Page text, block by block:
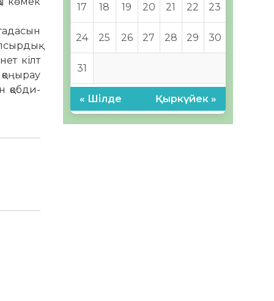
кілт
қобди­
17 18 19 20 21 22 23
24 25 26 27 28 29 30
31
« Шілде Қыркүйек »